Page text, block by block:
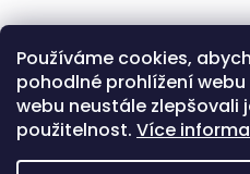
Používáme cookies,
pohodlné prohlížení
webu neustále zlepšovali
použitelnost. Více
i
Obchodní podmínky
Podmínky ochrany osobních údajů